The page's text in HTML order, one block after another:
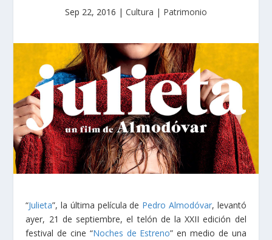
Sep 22, 2016 | Cultura | Patrimonio
“Julieta”, la última película de Pedro Almodóvar, levantó
ayer, 21 de septiembre, el telón de la XXII edición del
festival de cine “Noches de Estreno” en medio de una